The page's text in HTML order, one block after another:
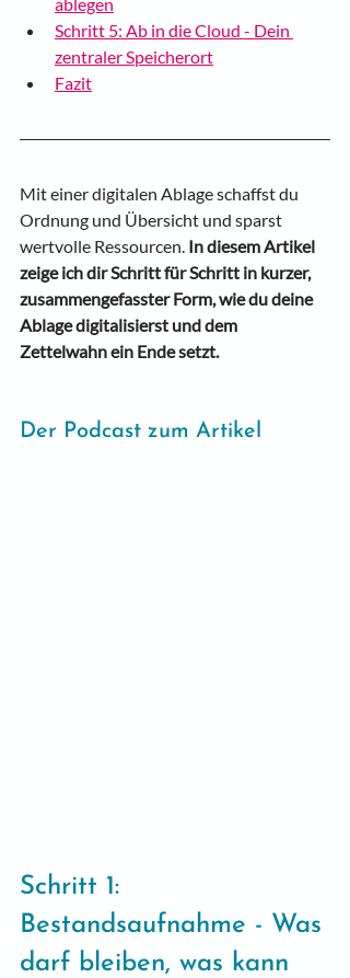
Schritt 5: Ab in die Cloud - Dein
zentraler Speicherort
Fazit
Mit einer digitalen Ablage schaffst du
Ordnung und Übersicht und sparst
wertvolle Ressourcen. In diesem Artikel
zeige ich dir Schritt für Schritt in kurzer,
zusammengefasster Form, wie du deine
Ablage digitalisierst und dem
Zettelwahn ein Ende setzt.
Der Podcast zum Artikel
Schritt 1:
Bestandsaufnahme - Was
darf bleiben, was kann